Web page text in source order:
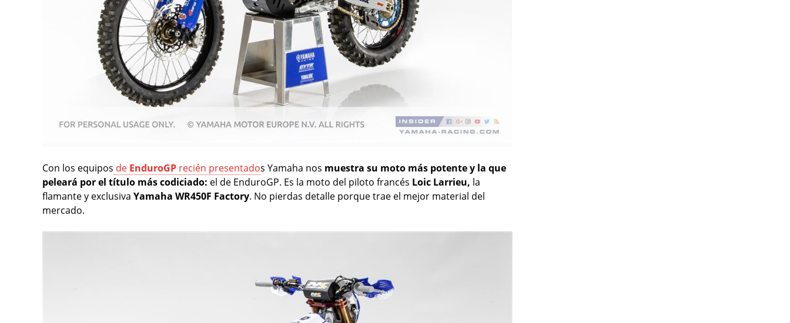
Con los equipos de EnduroGP recién presentados Yamaha nos muestra su moto más potente y la que
peleará por el título más codiciado: el de EnduroGP. Es la moto del piloto francés Loic Larrieu, la
flamante y exclusiva Yamaha WR450F Factory. No pierdas detalle porque trae el mejor material del
mercado.